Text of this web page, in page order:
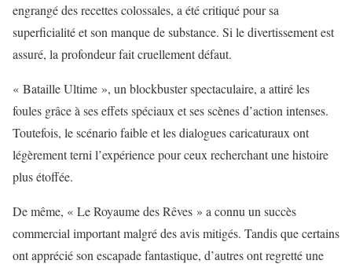
engrangé des recettes colossales, a été critiqué pour sa
superficialité et son manque de substance. Si le divertissement est
assuré, la profondeur fait cruellement défaut.
« Bataille Ultime », un blockbuster spectaculaire, a attiré les
foules grâce à ses effets spéciaux et ses scènes d’action intenses.
Toutefois, le scénario faible et les dialogues caricaturaux ont
légèrement terni l’expérience pour ceux recherchant une histoire
plus étoffée.
De même, « Le Royaume des Rêves » a connu un succès
commercial important malgré des avis mitigés. Tandis que certains
ont apprécié son escapade fantastique, d’autres ont regretté une